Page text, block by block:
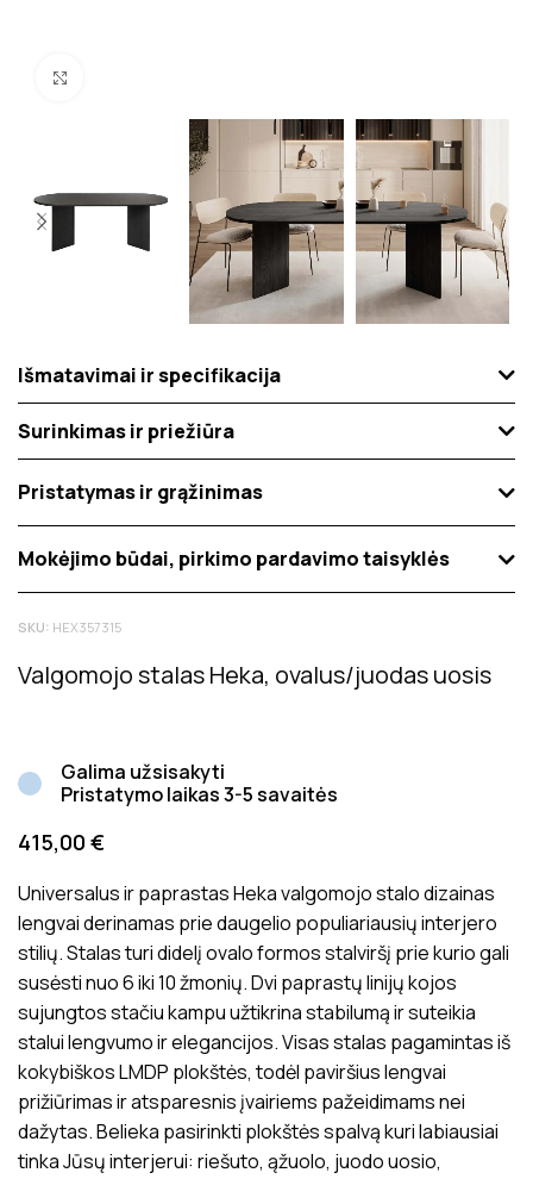
Išmatavimai ir specifikacija
Surinkimas ir priežiūra
Pristatymas ir grąžinimas
Mokėjimo būdai, pirkimo pardavimo taisyklės
SKU: HEX357315
Valgomojo stalas Heka, ovalus/juodas uosis
Galima užsisakyti
Pristatymo laikas 3-5 savaitės
415,00 €
Universalus ir paprastas Heka valgomojo stalo dizainas
lengvai derinamas prie daugelio populiariausių interjero
stilių. Stalas turi didelį ovalo formos stalviršį prie kurio gali
susėsti nuo 6 iki 10 žmonių. Dvi paprastų linijų kojos
sujungtos stačiu kampu užtikrina stabilumą ir suteikia
stalui lengvumo ir elegancijos. Visas stalas pagamintas iš
kokybiškos LMDP plokštės, todėl paviršius lengvai
prižiūrimas ir atsparesnis įvairiems pažeidimams nei
dažytas. Belieka pasirinkti plokštės spalvą kuri labiausiai
tinka Jūsų interjerui: riešuto, ąžuolo, juodo uosio,